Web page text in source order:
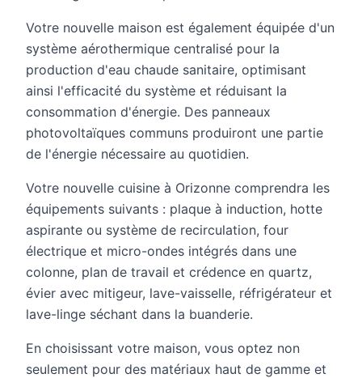
Votre nouvelle maison est également équipée d'un
système aérothermique centralisé pour la
production d'eau chaude sanitaire, optimisant
ainsi l'efficacité du système et réduisant la
consommation d'énergie. Des panneaux
photovoltaïques communs produiront une partie
de l'énergie nécessaire au quotidien.
Votre nouvelle cuisine à Orizonne comprendra les
équipements suivants : plaque à induction, hotte
aspirante ou système de recirculation, four
électrique et micro-ondes intégrés dans une
colonne, plan de travail et crédence en quartz,
évier avec mitigeur, lave-vaisselle, réfrigérateur et
lave-linge séchant dans la buanderie.
En choisissant votre maison, vous optez non
seulement pour des matériaux haut de gamme et